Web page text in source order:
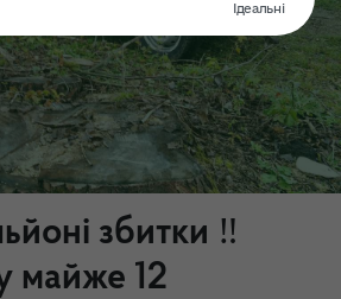
збитки ‼️
майже 12